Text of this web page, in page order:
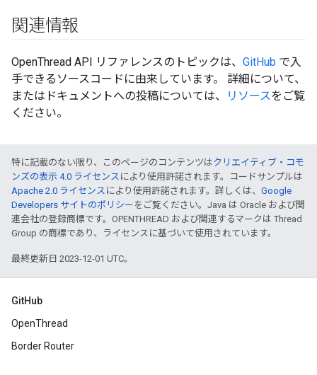
関連情報
OpenThread API リファレンスのトピックは、 GitHub で入
手できるソースコードに由来しています。 詳細について、
またはドキュメントへの投稿については、
リソースをご覧
ください。
特に記載のない限り、このページのコンテンツはクリエイティブ・コモ
ンズの表示 4.0 ライセンス により使用許諾されます。コードサンプルは
Apache 2.0 ライセンス により使用許諾されます。詳しくは、 Google
Developers サイトのポリシー をご覧ください。Java は Oracle および関
連会社の登録商標です。OPENTHREAD および関連するマークは Thread
Group の商標であり、ライセンスに基づいて使用されています。
最終更新日 2023-12-01 UTC。
GitHub
OpenThread
Border Router